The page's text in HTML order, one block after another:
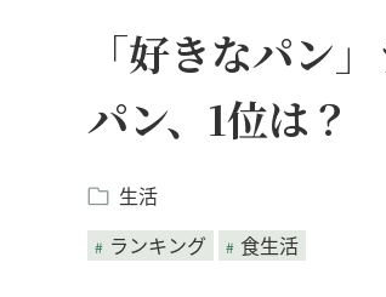
「好きなパン
パン、1位は？
生活
ランキング
食生活